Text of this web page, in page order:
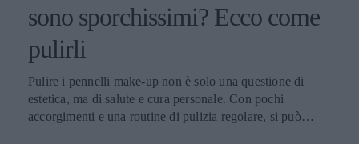
sono sporchissimi? Ecco come
pulirli
Pulire i pennelli make-up non è solo una questione di
estetica, ma di salute e cura personale. Con pochi
accorgimenti e una routine di pulizia regolare, si può